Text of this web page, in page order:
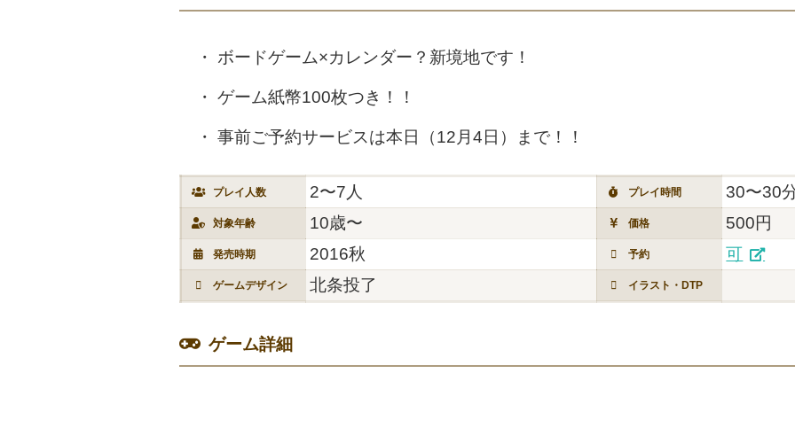
ボードゲーム×カレンダー？新境地です！
ゲーム紙幣100枚つき！！
事前ご予約サービスは本日（12月4日）まで！！
プレイ人数 2〜7人 プレイ時間 30〜30
対象年齢 10歳〜 価格 500円
発売時期 2016秋 予約 可
ゲームデザイン 北条投了 イラスト・DTP
ゲーム詳細